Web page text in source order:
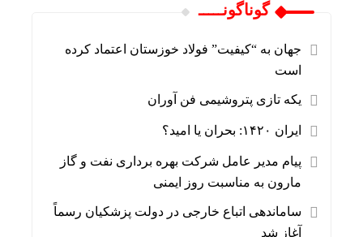
گوناگونـــــ
جهان به “کیفیت” فولاد خوزستان اعتماد کرده
است
یکه تازی پتروشیمی فن آوران
ایران ۱۴۲۰: بحران یا امید؟
پیام مدیر عامل شرکت بهره برداری نفت و گاز
مارون به مناسبت روز ایمنی
ساماندهی اتباع خارجی در دولت پزشکیان رسماً
آغاز شد